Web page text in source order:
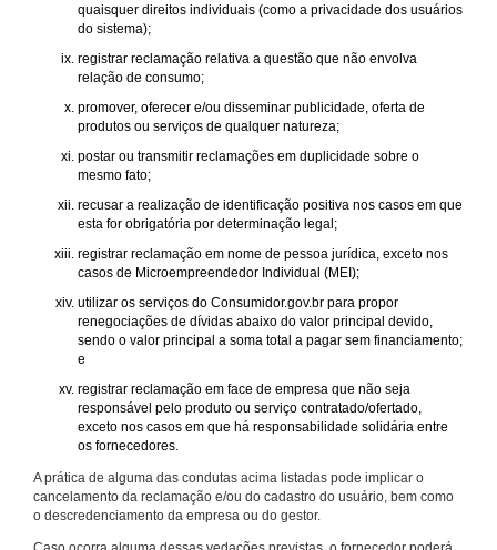
quaisquer direitos individuais (como a privacidade dos usuários
do sistema);
registrar reclamação relativa a questão que não envolva
relação de consumo;
promover, oferecer e/ou disseminar publicidade, oferta de
produtos ou serviços de qualquer natureza;
postar ou transmitir reclamações em duplicidade sobre o
mesmo fato;
recusar a realização de identificação positiva nos casos em que
esta for obrigatória por determinação legal;
registrar reclamação em nome de pessoa jurídica, exceto nos
casos de Microempreendedor Individual (MEI);
utilizar os serviços do Consumidor.gov.br para propor
renegociações de dívidas abaixo do valor principal devido,
sendo o valor principal a soma total a pagar sem financiamento;
e
registrar reclamação em face de empresa que não seja
responsável pelo produto ou serviço contratado/ofertado,
exceto nos casos em que há responsabilidade solidária entre
os fornecedores.
A prática de alguma das condutas acima listadas pode implicar o
cancelamento da reclamação e/ou do cadastro do usuário, bem como
o descredenciamento da empresa ou do gestor.